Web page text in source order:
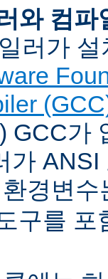
와 컴파
러가
GCC가
가
환경변
구를 포